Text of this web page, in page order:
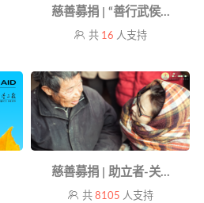
慈善募捐 | “善行武侯...
共 16 人支持
慈善募捐 | 助立者-关...
共8105 人支持